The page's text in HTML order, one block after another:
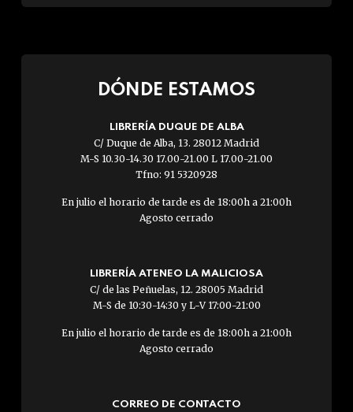
DÓNDE ESTAMOS
LIBRERÍA DUQUE DE ALBA
C/ Duque de Alba, 13. 28012 Madrid
M-S 10.30-14.30 17.00-21.00 L 17.00-21.00
Tfno: 91 5320928
En julio el horario de tarde es de 18:00h a 21:00h
Agosto cerrado
LIBRERÍA ATENEO LA MALICIOSA
C/ de las Peñuelas, 12. 28005 Madrid
M-S de 10:30-14:30 y L-V 17:00-21:00
En julio el horario de tarde es de 18:00h a 21:00h
Agosto cerrado
CORREO DE CONTACTO